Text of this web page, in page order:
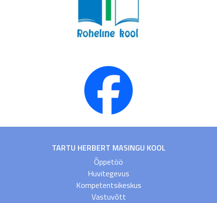
TARTU HERBERT MASINGU KOOL
Õppetöö
Huvitegevus
Kompetentsikeskus
Vastuvõtt